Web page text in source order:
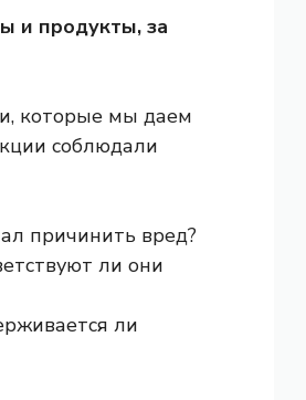
и продукты, за
которые мы даем
соблюдали
причинить вред?
ли они
ли